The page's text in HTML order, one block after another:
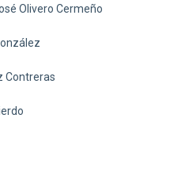
Olivero Cermeño
Contreras